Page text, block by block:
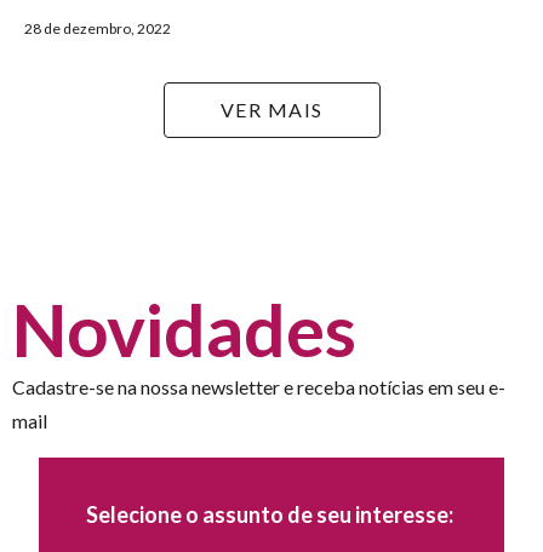
28 de dezembro, 2022
VER MAIS
Novidades
Cadastre-se na nossa newsletter e receba notícias em seu e-
mail
Selecione o assunto de seu interesse: